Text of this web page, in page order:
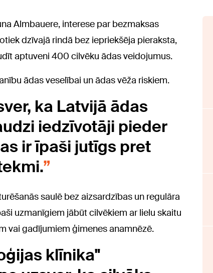
Almbauere, interese par bezmaksas
dzīvajā rindā bez iepriekšēja pieraksta,
aptuveni 400 cilvēku ādas veidojumus.
ādas veselībai un ādas vēža riskiem.
ka Latvijā ādas
iedzīvotāji pieder
ir īpaši jutīgs pret
saulē bez aizsardzības un regulāra
uzmanīgiem jābūt cilvēkiem ar lielu skaitu
vai gadījumiem ģimenes anamnēzē.
klīnika"